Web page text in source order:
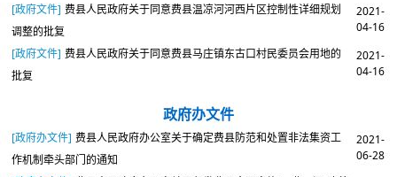
[政府文件] 费县人民政府关于同意费县温凉河河西片区控制性详细规划
调整的批复
2021-
04-16
[政府文件] 费县人民政府关于同意费县马庄镇东古口村民委员会用地的
批复
2021-
04-16
政府办文件
[政府办文件] 费县人民政府办公室关于确定费县防范和处置非法集资工
作机制牵头部门的通知
2021-
06-28